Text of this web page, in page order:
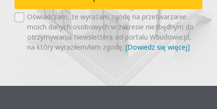
Oświadczam, że wyrażam zgodę na przetwarzanie
moich danych osobowych w zakresie niezbędnym do
otrzymywania Newslettera od portalu Wbudowie.pl,
na który wyraziłem/łam zgodę. [Dowiedz się więcej]